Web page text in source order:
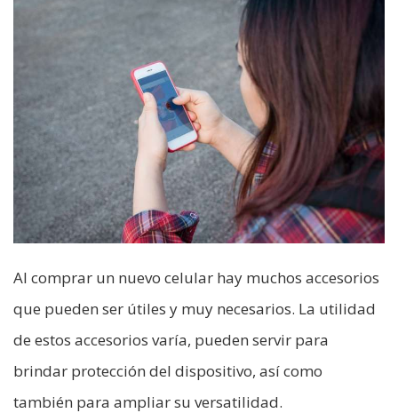
Al comprar un nuevo celular hay muchos accesorios
que pueden ser útiles y muy necesarios. La utilidad
de estos accesorios varía, pueden servir para
brindar protección del dispositivo, así como
también para ampliar su versatilidad.